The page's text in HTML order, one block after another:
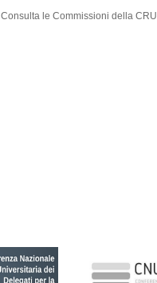
Consulta le Commissioni della CRUI